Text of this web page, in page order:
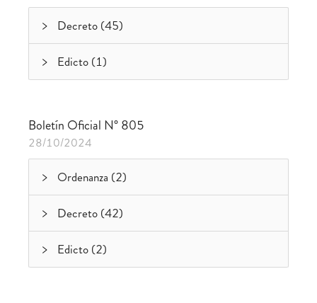
Decreto (45)
Edicto (1)
Boletín Oficial N° 805
28/10/2024
Ordenanza (2)
Decreto (42)
Edicto (2)